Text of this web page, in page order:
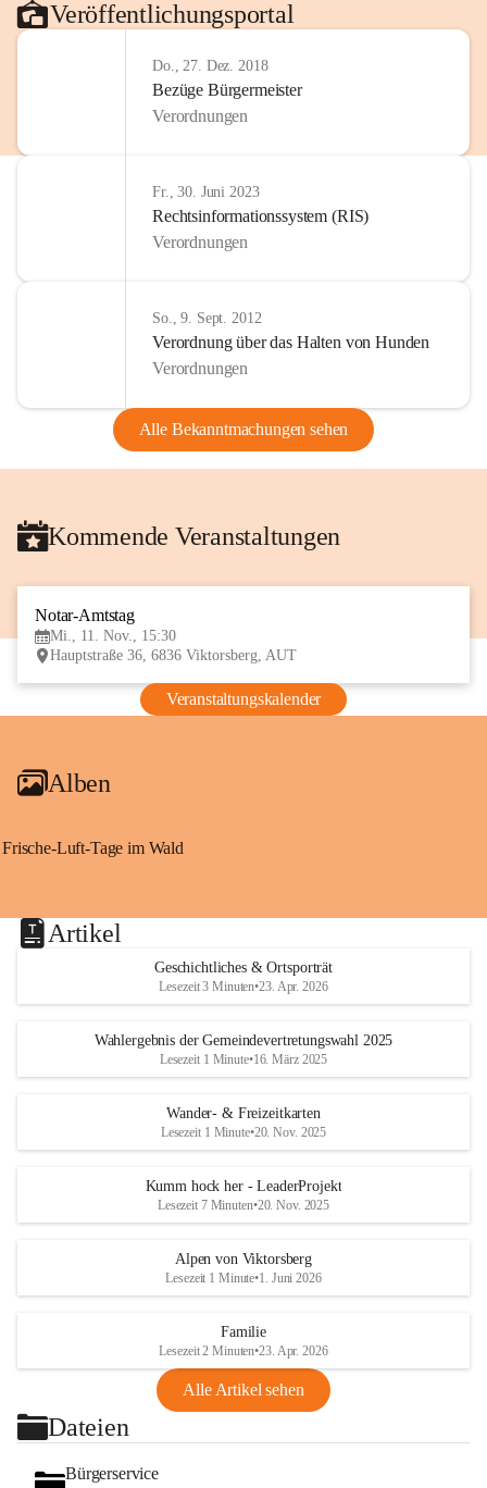
Veröffentlichungsportal
Do., 27. Dez. 2018
Bezüge Bürgermeister
Verordnungen
Fr., 30. Juni 2023
Rechtsinformationssystem (RIS)
Verordnungen
So., 9. Sept. 2012
Verordnung über das Halten von Hunden
Verordnungen
Alle Bekanntmachungen sehen
Kommende Veranstaltungen
Notar-Amtstag
Mi., 11. Nov., 15:30
Hauptstraße 36, 6836 Viktorsberg, AUT
Veranstaltungskalender
Alben
Frische-Luft-Tage im Wald
Artikel
Geschichtliches & Ortsporträt
Lesezeit 3 Minuten•23. Apr. 2026
Wahlergebnis der Gemeindevertretungswahl 2025
Lesezeit 1 Minute•16. März 2025
Wander- & Freizeitkarten
Lesezeit 1 Minute•20. Nov. 2025
Kumm hock her - LeaderProjekt
Lesezeit 7 Minuten•20. Nov. 2025
Alpen von Viktorsberg
Lesezeit 1 Minute•1. Juni 2026
Familie
Lesezeit 2 Minuten•23. Apr. 2026
Alle Artikel sehen
Dateien
Bürgerservice